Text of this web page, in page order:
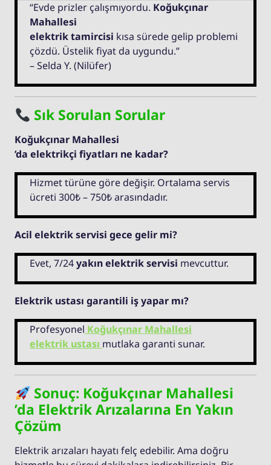
“Evde prizler çalışmıyordu. Koğukçınar
Mahallesi
elektrik tamircisi kısa sürede gelip problemi
çözdü. Üstelik fiyat da uygundu.”
– Selda Y. (Nilüfer)
Sık Sorulan Sorular
Koğukçınar Mahallesi
’da elektrikçi fiyatları ne kadar?
Hizmet türüne göre değişir. Ortalama servis
ücreti 300₺ – 750₺ arasındadır.
Acil elektrik servisi gece gelir mi?
Evet, 7/24yakın elektrik servisi mevcuttur.
Elektrik ustası garantili iş yapar mı?
Profesyonel Koğukçınar Mahallesi
elektrik ustası mutlaka garanti sunar.
Sonuç: Koğukçınar Mahallesi
’da Elektrik Arızalarına En Yakın
Çözüm
Elektrik arızaları hayatı felç edebilir. Ama doğru